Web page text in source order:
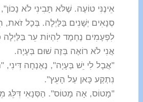
אֵינֶנִּי טוֹעֶה. שֶׁלֹּא תָּבִינִי לֹא
סְנָאִים יְשָׁנִים בַּלַּיְלָה. בְּכָל זֹאת,
לִפְעָמִים נֶחְמָד לִהְיוֹת עֵר בַּלַּיְלָה
אֲנִי לֹא רוֹאֶה בְּזֶה שׁוּם בְּעָיָה.
"אֲבָל לִי יֵשׁ בְּעָיָה", נֶאֶנְחָה דִּינִי,
נִתְקַע כָּאן עַל הָעֵץ".
"מָטוֹס, אָה מָטוֹס". הַסְּנָאִי דִּלֵּג